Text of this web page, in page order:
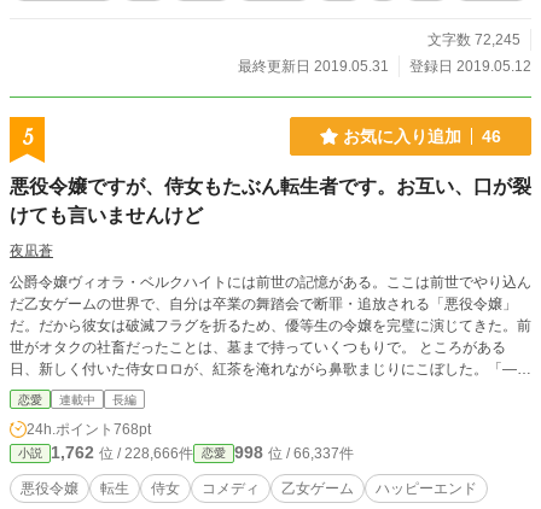
文字数 72,245
最終更新日 2019.05.31
登録日 2019.05.12
5 お気に入り追加 46
悪役令嬢ですが、侍女もたぶん転生者です。お互い、口が裂
けても言いませんけど
夜凪蒼
公爵令嬢ヴィオラ・ベルクハイトには前世の記憶がある。ここは前世でやり込ん
だ乙女ゲームの世界で、自分は卒業の舞踏会で断罪・追放される「悪役令嬢」
だ。だから彼女は破滅フラグを折るため、優等生の令嬢を完璧に演じてきた。前
世がオタクの社畜だったことは、墓まで持っていくつもりで。 ところがある
日、新しく付いた侍女ロロが、紅茶を淹れながら鼻歌まじりにこぼした。「——
はぁ、課金が足りない人生だわ」。ヴィオラは飲んでいた紅茶を盛大に吹いた。
課金。今、この子、課金って言った。この世界に、ない言葉だ。 まさか、こい
つも転生者？——でも自分の正体だけは絶対にバレたくない。かくしてヴィオラ
とロロの、「相手は転生者だと確信しているのに、自分のことだけは死んでも隠
したい」という地獄のカマかけ合戦が始まる。探り合い、ボロを出し、見て見ぬ
ふりをし、また探る。そんな日々の向こうで、原作どおりの破滅イベントだけ
恋愛 連載中 長編
24h.ポイント 768pt
小説 1,762 位 / 228,666件 恋愛 998 位 / 66,337件
悪役令嬢 転生 侍女 コメディ 乙女ゲーム ハッピーエンド